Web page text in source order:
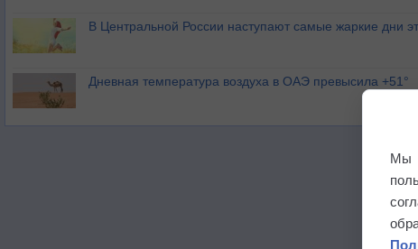
В Центральной России наступают самые жаркие дни
Дневная температура воздуха в ОАЭ превысила +51°
Мы